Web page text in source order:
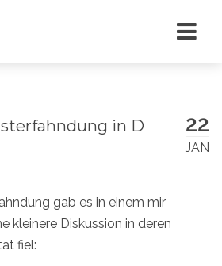
22
JAN
in D
gab es in einem mir
kleinere Diskussion in deren
fiel: